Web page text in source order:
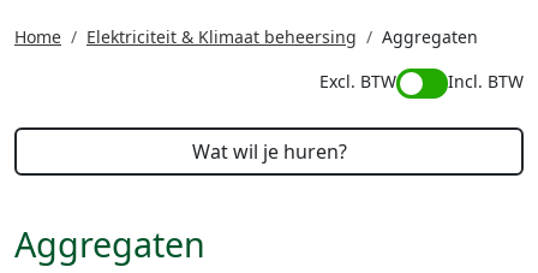
Home Elektriciteit & Klimaat beheersing
Aggregaten
Excl. BTW
Incl. BTW
Wat wil je huren?
Aggregaten